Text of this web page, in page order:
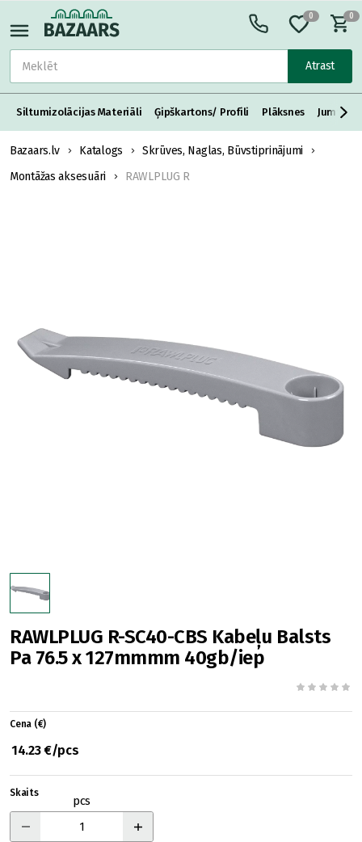
Atrast
0 0
Siltumizolācijas Materiāli Ģipškartons/ Profili Plāksnes Jumta
Bazaars.lv Katalogs
Skrūves, Naglas, Būvstiprinājumi
Montāžas aksesuāri
RAWLPLUG R
RAWLPLUG R-SC40-CBS Kabeļu Balsts
Pa 76.5 x 127mmmm 40gb/iep
Cena (€)
14.23 €/pcs
Skaits
pcs